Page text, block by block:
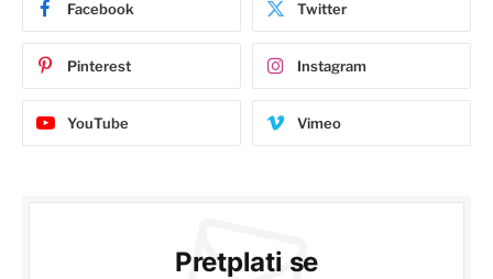
Facebook Twitter
Pinterest Instagram
YouTube Vimeo
Pretplati se